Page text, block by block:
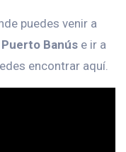
puedes venir a
Puerto Banús e ir a
encontrar aquí.